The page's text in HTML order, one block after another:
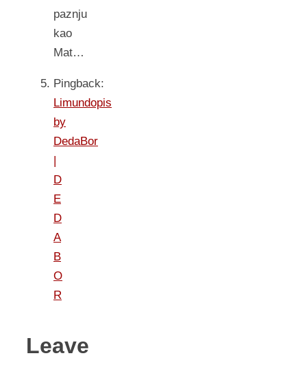
paznju
kao
Mat…
Pingback:
Limundopis
by
DedaBor
|
D
E
D
A
B
O
R
Leave